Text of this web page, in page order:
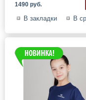
1490 руб.
В закладки В